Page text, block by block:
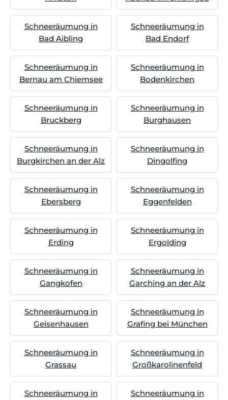
Schneeräumung in
Bad Aibling
Schneeräumung in
Bad Endorf
Schneeräumung in
Bernau am Chiemsee
Schneeräumung in
Bodenkirchen
Schneeräumung in
Bruckberg
Schneeräumung in
Burghausen
Schneeräumung in
Burgkirchen an der Alz
Schneeräumung in
Dingolfing
Schneeräumung in
Ebersberg
Schneeräumung in
Eggenfelden
Schneeräumung in
Erding
Schneeräumung in
Ergolding
Schneeräumung in
Gangkofen
Schneeräumung in
Garching an der Alz
Schneeräumung in
Geisenhausen
Schneeräumung in
Grafing bei München
Schneeräumung in
Grassau
Schneeräumung in
Großkarolinenfeld
Schneeräumung in
Schneeräumung in